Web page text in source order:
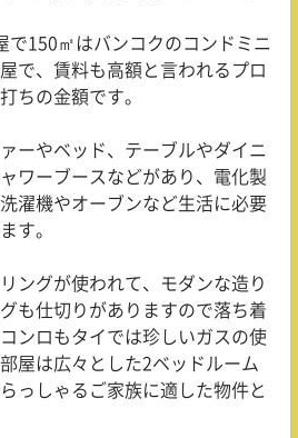
で150㎡はバンコクのコンドミニ
で、賃料も高額と言われるプロ
ちの金額です。
ーやベッド、テーブルやダイニ
ワーブースなどがあり、電化製
濯機やオーブンなど生活に必要
す。
ングが使われて、モダンな造り
も仕切りがありますので落ち着
ンロもタイでは珍しいガスの使
屋は広々とした2ベッドルーム
っしゃるご家族に適した物件と